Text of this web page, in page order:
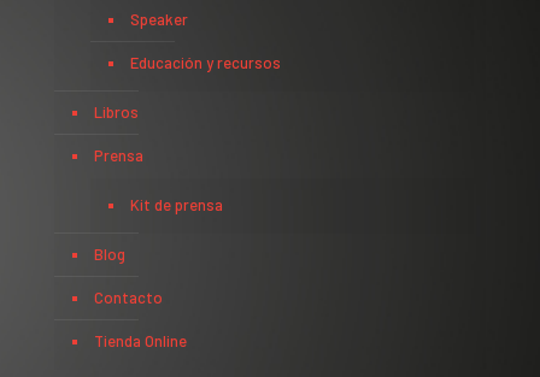
Speaker
Educación y recursos
Libros
Prensa
Kit de prensa
Blog
Contacto
Tienda Online